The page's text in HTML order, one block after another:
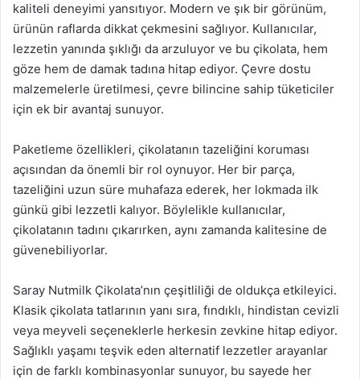
kaliteli deneyimi yansıtıyor. Modern ve şık bir görünüm,
ürünün raflarda dikkat çekmesini sağlıyor. Kullanıcılar,
lezzetin yanında şıklığı da arzuluyor ve bu çikolata, hem
göze hem de damak tadına hitap ediyor. Çevre dostu
malzemelerle üretilmesi, çevre bilincine sahip tüketiciler
için ek bir avantaj sunuyor.
Paketleme özellikleri, çikolatanın tazeliğini koruması
açısından da önemli bir rol oynuyor. Her bir parça,
tazeliğini uzun süre muhafaza ederek, her lokmada ilk
günkü gibi lezzetli kalıyor. Böylelikle kullanıcılar,
çikolatanın tadını çıkarırken, aynı zamanda kalitesine de
güvenebiliyorlar.
Saray Nutmilk Çikolata’nın çeşitliliği de oldukça etkileyici.
Klasik çikolata tatlarının yanı sıra, fındıklı, hindistan cevizli
veya meyveli seçeneklerle herkesin zevkine hitap ediyor.
Sağlıklı yaşamı teşvik eden alternatif lezzetler arayanlar
için de farklı kombinasyonlar sunuyor, bu sayede her